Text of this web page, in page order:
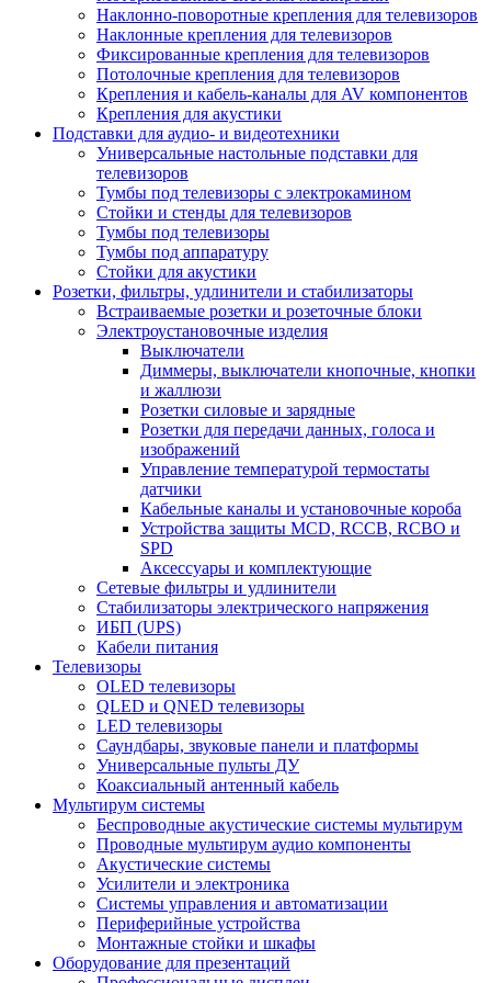
Наклонно-поворотные крепления для телевизоров
Наклонные крепления для телевизоров
Фиксированные крепления для телевизоров
Потолочные крепления для телевизоров
Крепления и кабель-каналы для AV компонентов
Крепления для акустики
Подставки для аудио- и видеотехники
Универсальные настольные подставки для
телевизоров
Тумбы под телевизоры с электрокамином
Стойки и стенды для телевизоров
Тумбы под телевизоры
Тумбы под аппаратуру
Стойки для акустики
Розетки, фильтры, удлинители и стабилизаторы
Встраиваемые розетки и розеточные блоки
Электроустановочные изделия
Выключатели
Диммеры, выключатели кнопочные, кнопки
и жаллюзи
Розетки силовые и зарядные
Розетки для передачи данных, голоса и
изображений
Управление температурой термостаты
датчики
Кабельные каналы и установочные короба
Устройства защиты MCD, RCCB, RCBO и
SPD
Аксессуары и комплектующие
Сетевые фильтры и удлинители
Стабилизаторы электрического напряжения
ИБП (UPS)
Кабели питания
Телевизоры
OLED телевизоры
QLED и QNED телевизоры
LED телевизоры
Саундбары, звуковые панели и платформы
Универсальные пульты ДУ
Коаксиальный антенный кабель
Мультирум системы
Беспроводные акустические системы мультирум
Проводные мультирум аудио компоненты
Акустические системы
Усилители и электроника
Системы управления и автоматизации
Периферийные устройства
Монтажные стойки и шкафы
Оборудование для презентаций